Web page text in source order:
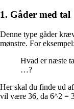
1. Gåder med tal
Denne type gåder
mønstre. For eksempel:
Hvad er næste
…?
Her skal du finde ud
vil være 36, da 6^2 =